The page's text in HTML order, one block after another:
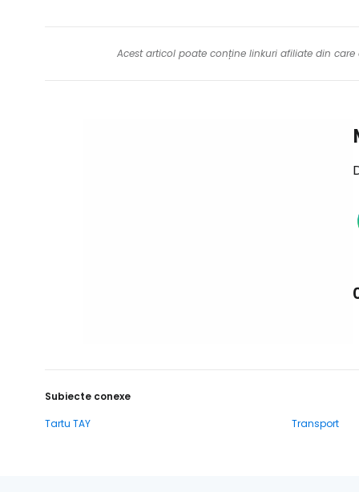
Acest articol poate conține linkuri afiliate din
Subiecte conexe
Tartu TAY
Transport